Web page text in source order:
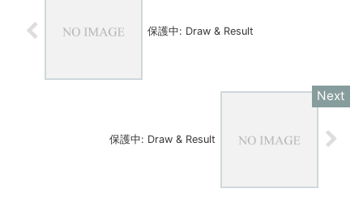
保護中: Draw & Result
保護中: Draw & Result